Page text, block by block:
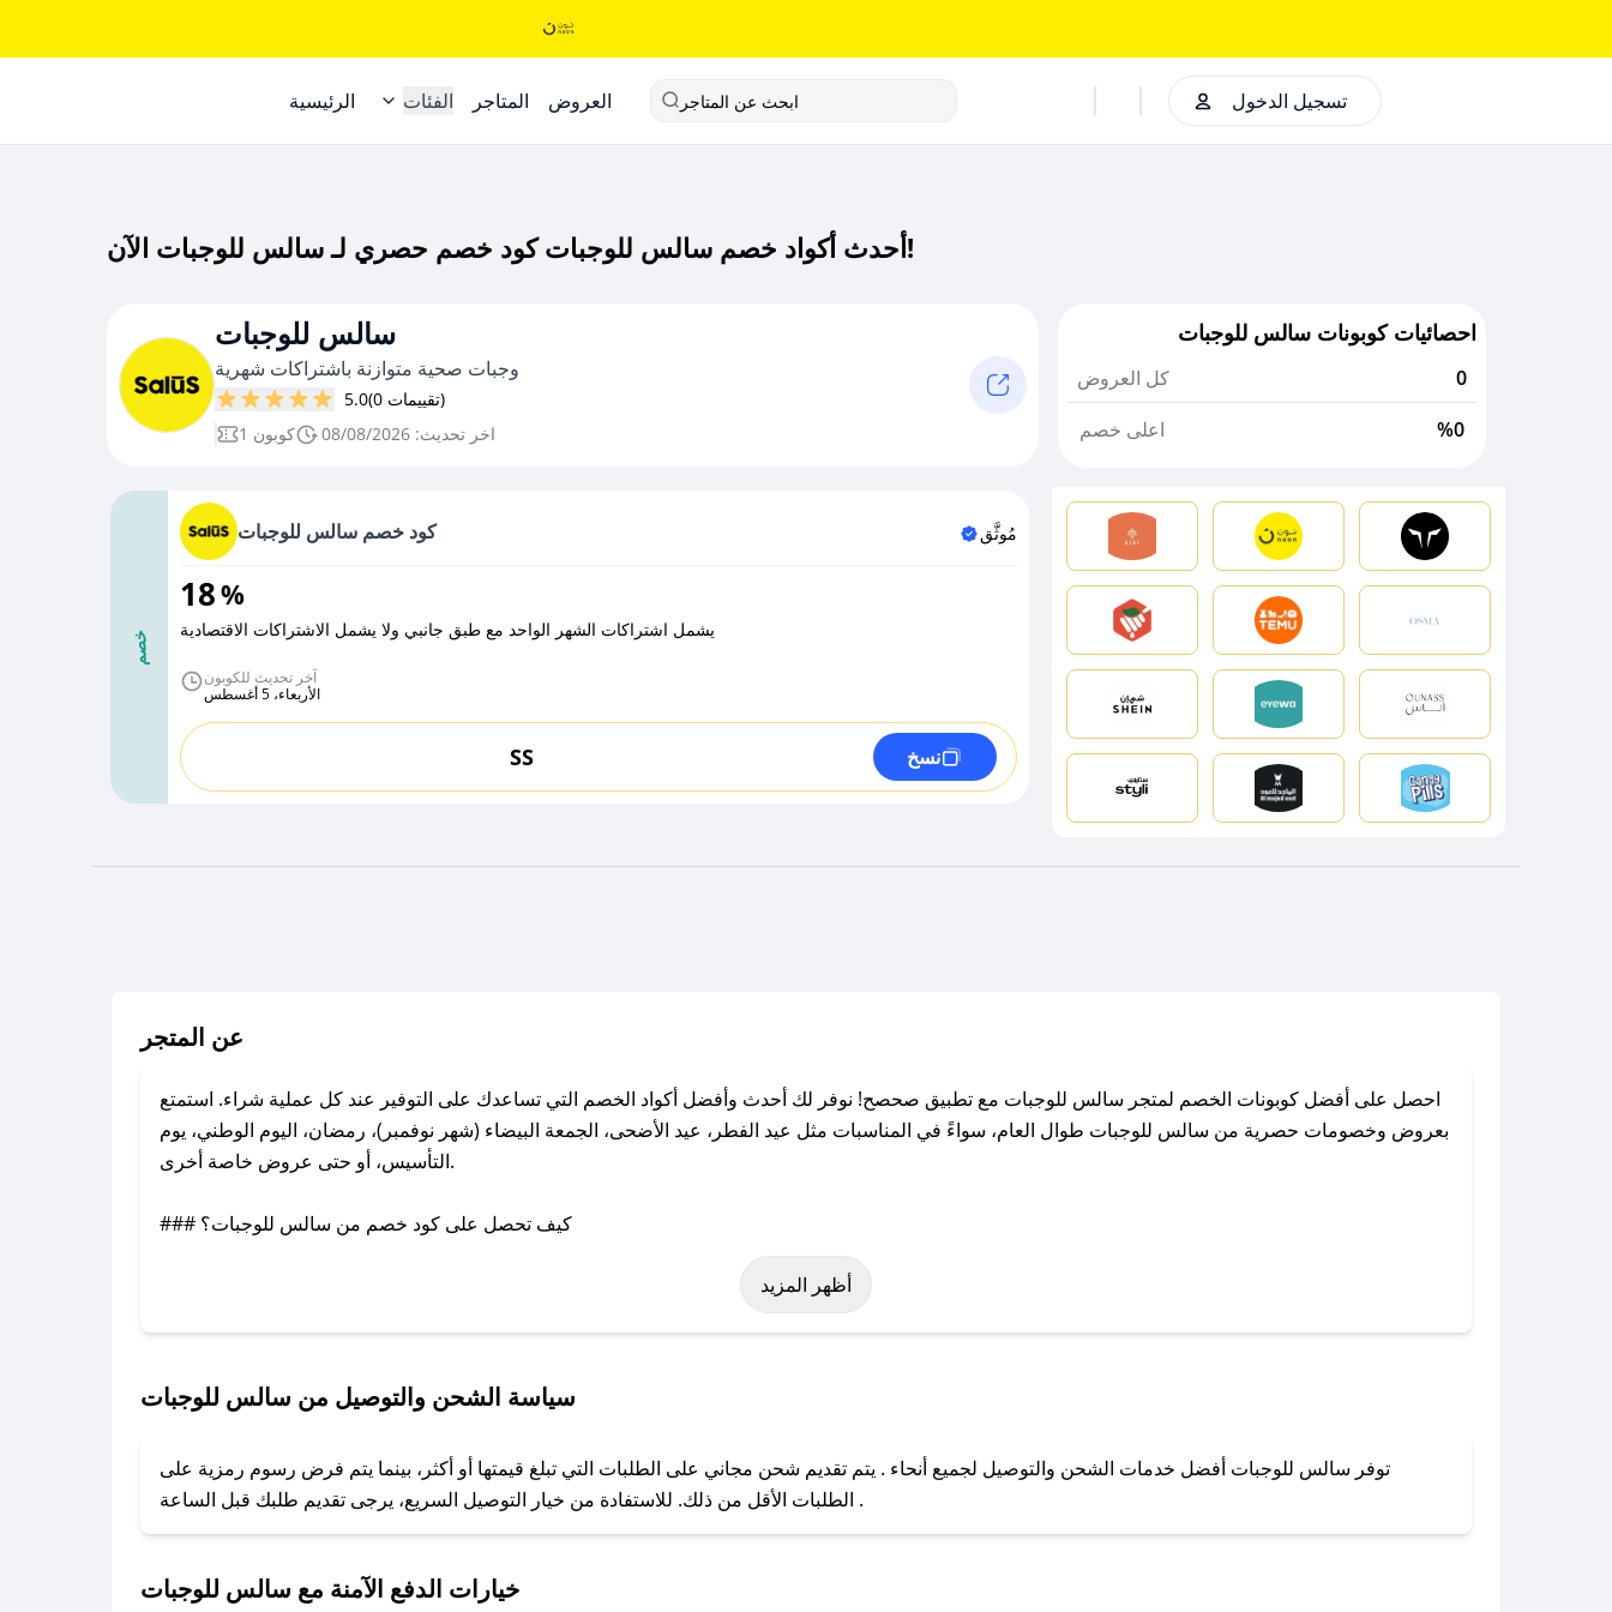
الرئيسية الفئات المتاجر العروض ابحث عن المتاجر تسجيل الدخول
أحدث أكواد خصم سالس للوجبات كود خصم حصري لـ سالس للوجبات الآن!
سالس للوجبات
وجبات صحية متوازنة باشتراكات شهرية
5.0
(0 تقييمات)
1 كوبون
اخر تحديث: 08/08/2026
احصائيات كوبونات سالس للوجبات
كل العروض
0
اعلى خصم
%0
خصم
كود خصم سالس للوجبات مُوثَّق
18%
يشمل اشتراكات الشهر الواحد مع طبق جانبي ولا يشمل الاشتراكات الاقتصادية
آخر تحديث للكوبون
الأربعاء، 5 أغسطس
SS نسخ
عن المتجر
احصل على أفضل كوبونات الخصم لمتجر سالس للوجبات مع تطبيق صحصح! نوفر لك أحدث وأفضل أكواد الخصم التي تساعدك على التوفير عند كل عملية شراء. استمتع
بعروض وخصومات حصرية من سالس للوجبات طوال العام، سواءً في المناسبات مثل عيد الفطر، عيد الأضحى، الجمعة البيضاء (شهر نوفمبر)، رمضان، اليوم الوطني، يوم
التأسيس، أو حتى عروض خاصة أخرى.
### كيف تحصل على كود خصم من سالس للوجبات؟
باستخدام تطبيق صحصح، يمكنك العثور بسهولة على كود خصم سالس للوجبات. وفي حال عدم توفر الكوبون، تواصل معنا عبر تويتر أو البريد الإلكتروني لإضافته بسرعة.
لا تقلق! يمكنك التواصل مع فريق دعم صحصح عبر الرسائل الخاصة على تويتر أو البريد الإلكتروني، وسنقوم بحل المشكلة في أسرع وقت ممكن.
### ماذا أفعل إذا لم أجد كود خصم لمتجري المفضل؟
أظهر المزيد
سياسة الشحن والتوصيل من سالس للوجبات
توفر سالس للوجبات أفضل خدمات الشحن والتوصيل لجميع أنحاء . يتم تقديم شحن مجاني على الطلبات التي تبلغ قيمتها أو أكثر، بينما يتم فرض رسوم رمزية على
الطلبات الأقل من ذلك. للاستفادة من خيار التوصيل السريع، يرجى تقديم طلبك قبل الساعة .
خيارات الدفع الآمنة مع سالس للوجبات